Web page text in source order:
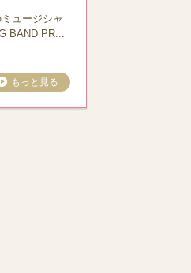
ュージシャ
BAND PR...
もっと見る